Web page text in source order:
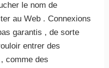
le nom de
au Web . Connexions
garantis , de sorte
entrer des
comme des